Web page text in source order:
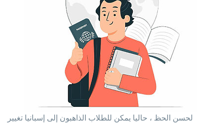
لحسن الحظ ، حاليا يمكن للطلاب الذاهبون إلى إسبانيا تغيير